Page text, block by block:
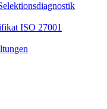
ISO 27001